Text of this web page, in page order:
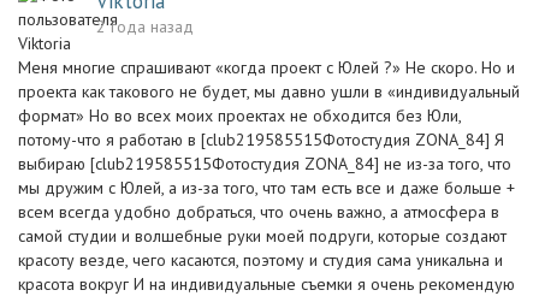
2 года назад
Меня многие спрашивают «когда проект с Юлей ?» Не скоро. Но и
проекта как такового не будет, мы давно ушли в «индивидуальный
формат» Но во всех моих проектах не обходится без Юли,
потому-что я работаю в [club219585515Фотостудия ZONA_84] Я
выбираю [club219585515Фотостудия ZONA_84] не из-за того, что
мы дружим с Юлей, а из-за того, что там есть все и даже больше +
всем всегда удобно добраться, что очень важно, а атмосфера в
самой студии и волшебные руки моей подруги, которые создают
красоту везде, чего касаются, поэтому и студия сама уникальна и
красота вокруг И на индивидуальные съемки я очень рекомендую